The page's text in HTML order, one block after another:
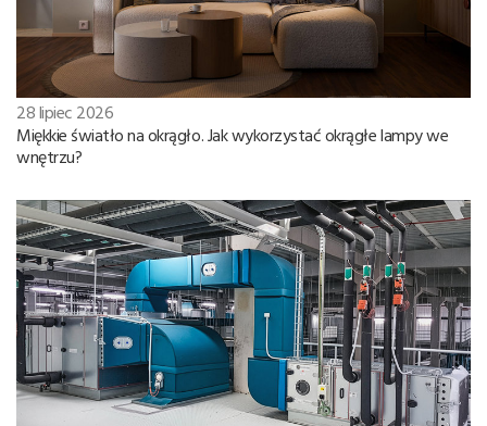
28 lipiec 2026
Miękkie światło na okrągło. Jak wykorzystać okrągłe lampy we
wnętrzu?